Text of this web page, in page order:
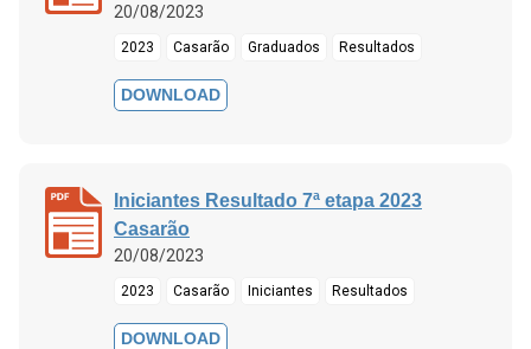
20/08/2023
2023 Casarão Graduados Resultados
DOWNLOAD
Iniciantes Resultado 7ª etapa 2023
Casarão
20/08/2023
2023 Casarão Iniciantes Resultados
DOWNLOAD